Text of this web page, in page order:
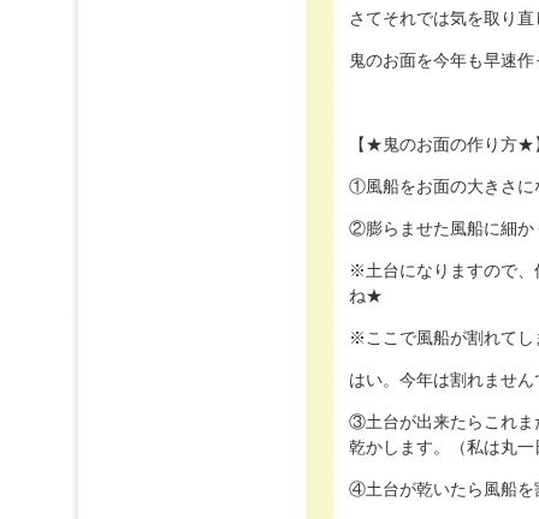
さてそれでは気を取り
鬼のお面を今年も早速
【★鬼のお面の作り方★
①風船をお面の大きさに
②膨らませた風船に細か
※土台になりますので、
ね★
※ここで風船が割れてし
はい。今年は割れません
③土台が出来たらこれま
乾かします。（私は丸
④土台が乾いたら風船を